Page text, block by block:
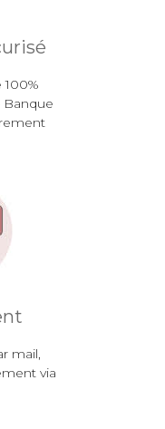
Banque
mail,
via